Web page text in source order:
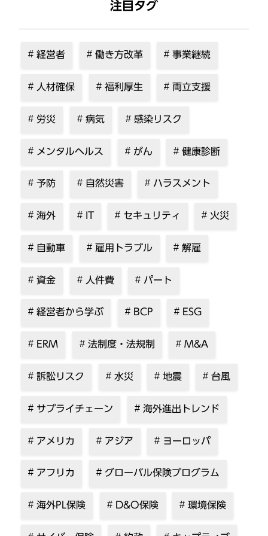
注目タグ
経営者 働き方改革 事業継続
人材確保 福利厚生 両立支援
労災 病気 感染リスク
メンタルヘルス がん 健康診断
予防 自然災害 ハラスメント
海外 IT セキュリティ 火災
自動車 雇用トラブル 解雇
資金 人件費 パート
経営者から学ぶ BCP ESG
ERM 法制度・法規制 M&A
訴訟リスク 水災 地震 台風
サプライチェーン 海外進出トレンド
アメリカ アジア ヨーロッパ
アフリカ グローバル保険プログラム
海外PL保険 D&O保険 環境保険